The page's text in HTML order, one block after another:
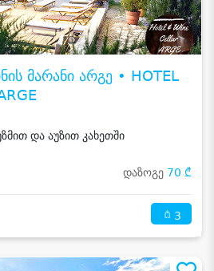
მარანი არგე • HOTEL
და აუზით კახეთში
დაზოგე 70 ₾
3